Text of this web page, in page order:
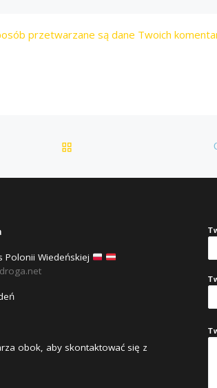
przetwarzane są dane Twoich
POWRÓT DO LISTY
Polonii Wiedeńskiej
obok, aby skontaktować się z